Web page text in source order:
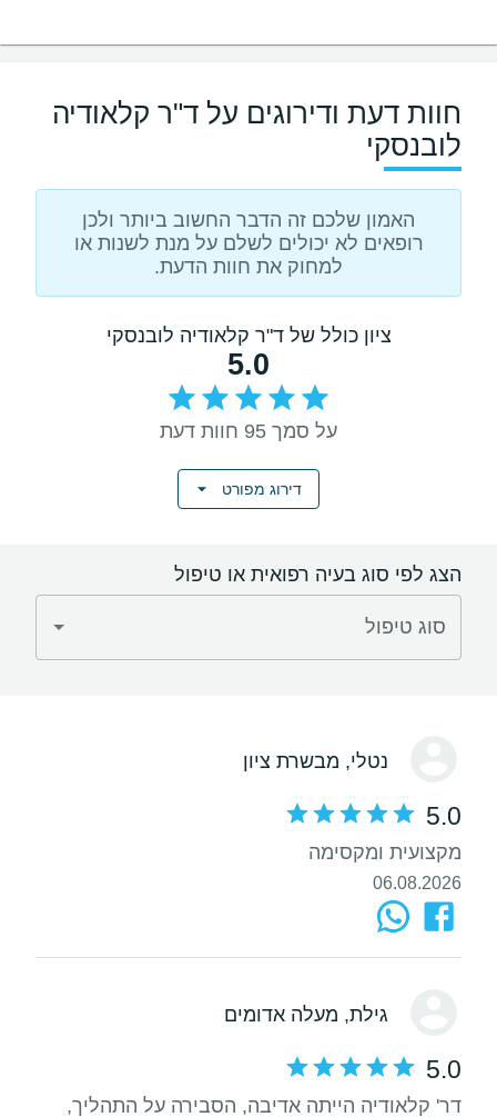
חוות דעת ודירוגים על ד"ר קלאודיה
לובנסקי
האמון שלכם זה הדבר החשוב ביותר ולכן
רופאים לא יכולים לשלם על מנת לשנות או
למחוק את חוות הדעת.
ציון כולל של ד"ר קלאודיה לובנסקי
5.0
על סמך 95 חוות דעת
דירוג מפורט
הצג לפי סוג בעיה רפואית או טיפול
סוג טיפול
נטלי, מבשרת ציון
5.0
מקצועית ומקסימה
06.08.2026
גילת, מעלה אדומים
5.0
דר' קלאודיה הייתה אדיבה, הסבירה על התהליך,